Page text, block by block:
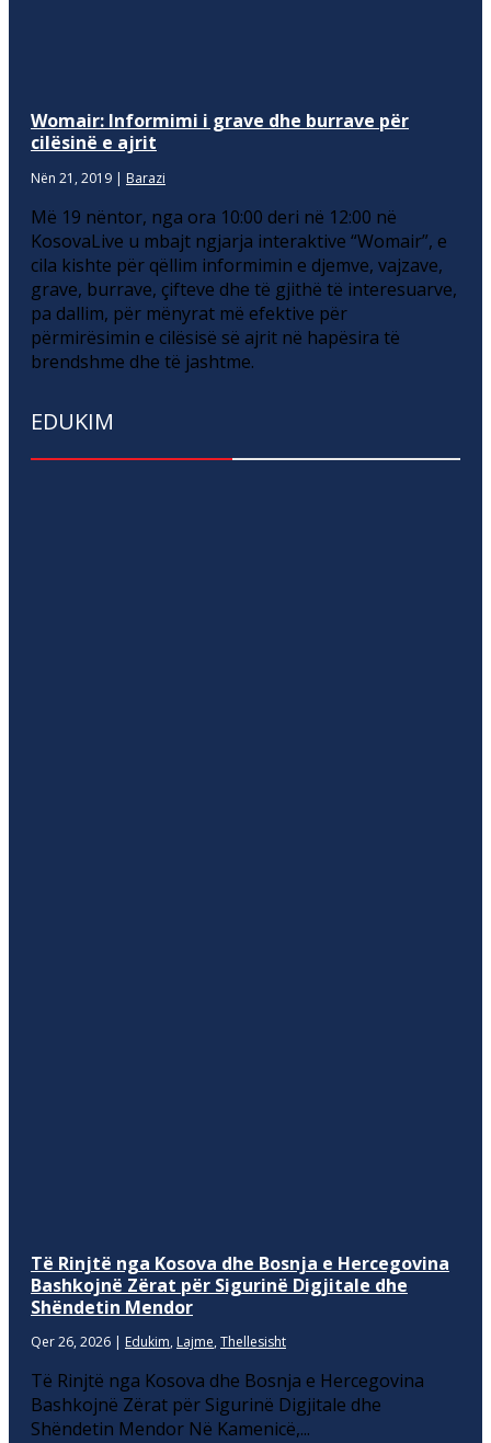
Womair: Informimi i grave dhe burrave për
cilësinë e ajrit
Nën 21, 2019 | Barazi
Më 19 nëntor, nga ora 10:00 deri në 12:00 në
KosovaLive u mbajt ngjarja interaktive “Womair”, e
cila kishte për qëllim informimin e djemve, vajzave,
grave, burrave, çifteve dhe të gjithë të interesuarve,
pa dallim, për mënyrat më efektive për
përmirësimin e cilësisë së ajrit në hapësira të
brendshme dhe të jashtme.
EDUKIM
Të Rinjtë nga Kosova dhe Bosnja e Hercegovina
Bashkojnë Zërat për Sigurinë Digjitale dhe
Shëndetin Mendor
Qer 26, 2026 | Edukim, Lajme, Thellesisht
Të Rinjtë nga Kosova dhe Bosnja e Hercegovina
Bashkojnë Zërat për Sigurinë Digjitale dhe
Shëndetin Mendor Në Kamenicë,...